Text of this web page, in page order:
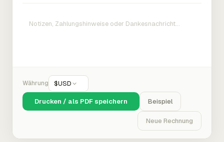
Währung $USD
Drucken / als PDF speichern Beispiel
Neue Rechnung